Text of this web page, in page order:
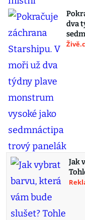
dva
Jak